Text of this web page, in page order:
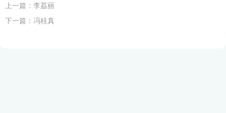
上一篇： 李荔丽
下一篇： 冯桂真